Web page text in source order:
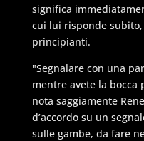
significa
cui lui risponde
principianti.
"Segnalare con una
mentre avete la bocca
nota saggiamente
d’accordo su un
sulle gambe, da fare